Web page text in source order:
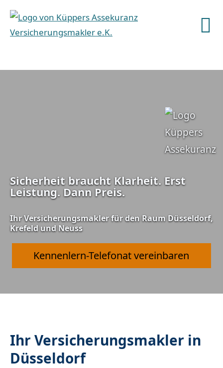
Sicherheit braucht Klarheit. Erst
Leistung. Dann Preis.
Ihr Ver­sicherungs­makler für den Raum Düsseldorf,
Krefeld und Neuss
Kennenlern-Telefonat vereinbaren
Ihr Ver­sicherungs­makler in
Düsseldorf